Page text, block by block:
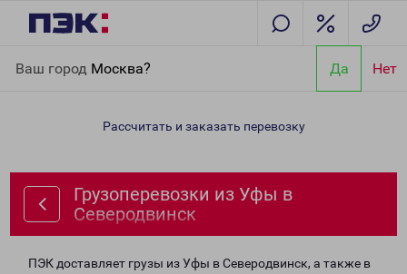
Ваш город Москва? Да Нет
Северодвинск
Рассчитать и заказать перевозку
Грузоперевозки из Уфы в
Северодвинск
ПЭК доставляет грузы из Уфы в Северодвинск, а также в